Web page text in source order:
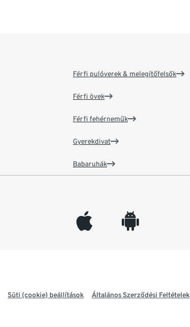
Férfi pulóverek & melegítőfelsők
Férfi övek
Férfi fehérneműk
Gyerekdivat
Babaruhák
appleinc android
Süti (cookie) beállítások Általános Szerződési Feltételek